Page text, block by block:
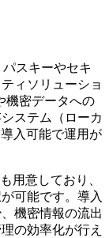
スキーやセキ
ィソリューショ
機密データへの
ステム（ローカ
入可能で運用が
用意しており、
可能です。導入
機密情報の流出
の効率化が行え